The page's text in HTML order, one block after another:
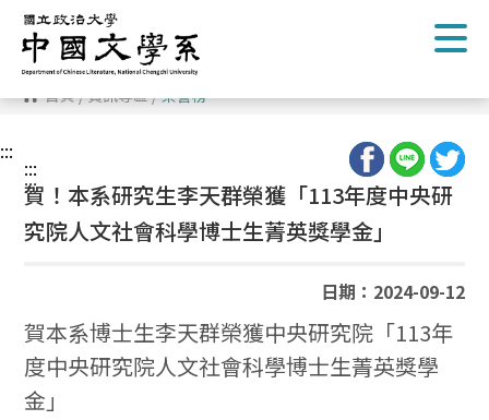
跳
到
主
要
內
容 首頁/資訊專區/榮譽榜
:::
:::
:::
賀！本系研究生李天群榮獲「113年度中央研
究院人文社會科學博士生菁英獎學金」
日期：2024-09-12
賀本系博士生李天群榮獲中央研究院「113年
度中央研究院人文社會科學博士生菁英獎學
金」